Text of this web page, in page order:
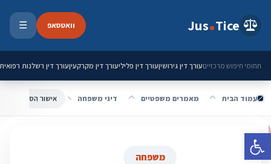
פתח סרגל נגישות
Jus Tice וואטסאפ ☰
תחומי חיפוש מרכזייםעורך דין גירושיןעורך דין פליליעורך דין מקרקעיןעורך דין רשלנות רפואית
עמוד הבית מאמרים משפטיים דיני משפחה
משפחה